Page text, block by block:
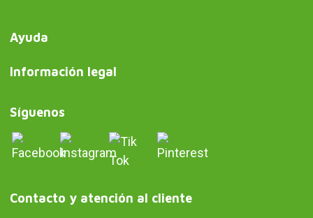
Ayuda
Información legal
Síguenos
Contacto y atención al cliente